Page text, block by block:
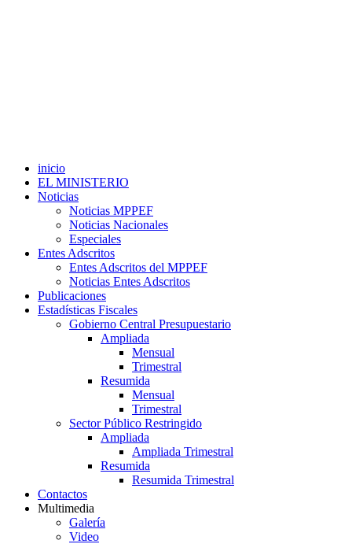
inicio
EL MINISTERIO
Noticias
Noticias MPPEF
Noticias Nacionales
Especiales
Entes Adscritos
Entes Adscritos del MPPEF
Noticias Entes Adscritos
Publicaciones
Estadísticas Fiscales
Gobierno Central Presupuestario
Ampliada
Mensual
Trimestral
Resumida
Mensual
Trimestral
Sector Público Restringido
Ampliada
Ampliada Trimestral
Resumida
Resumida Trimestral
Contactos
Multimedia
Galería
Video